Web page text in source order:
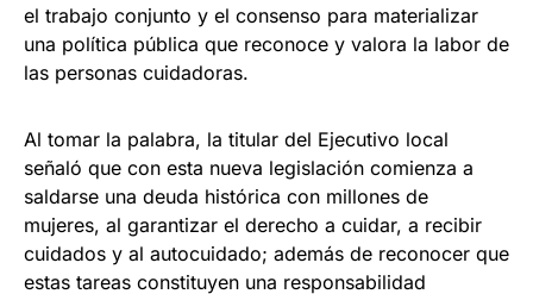
el trabajo conjunto y el consenso para materializar
una política pública que reconoce y valora la labor de
las personas cuidadoras.
Al tomar la palabra, la titular del Ejecutivo local
señaló que con esta nueva legislación comienza a
saldarse una deuda histórica con millones de
mujeres, al garantizar el derecho a cuidar, a recibir
cuidados y al autocuidado; además de reconocer que
estas tareas constituyen una responsabilidad